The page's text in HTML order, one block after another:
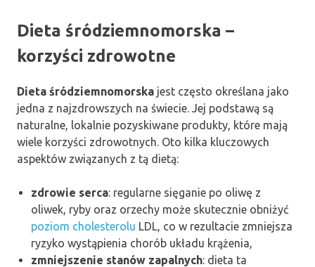
Dieta śródziemnomorska –
korzyści zdrowotne
Dieta śródziemnomorska jest często określana jako
jedna z najzdrowszych na świecie. Jej podstawą są
naturalne, lokalnie pozyskiwane produkty, które mają
wiele korzyści zdrowotnych. Oto kilka kluczowych
aspektów związanych z tą dietą:
zdrowie serca: regularne sięganie po oliwę z
oliwek, ryby oraz orzechy może skutecznie obniżyć
poziom cholesterolu LDL, co w rezultacie zmniejsza
ryzyko wystąpienia chorób układu krążenia,
zmniejszenie stanów zapalnych: dieta ta